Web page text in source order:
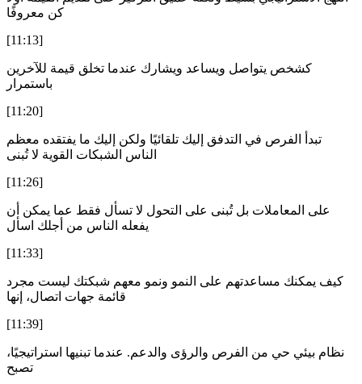
كن معروفًا
[11:13]
كشخص يتواصل ويساعد ويشارك عندما تخلق قيمة للآخرين
باستمرار
[11:20]
تبدأ الفرص في التدفق إليك تلقائيًا ولكن إليك ما يفتقده معظم
الناس الشبكات القوية لا تُبنى
[11:26]
على المعاملات بل تُبنى على التحول لا تسأل فقط عما يمكن أن
يفعله الناس من أجلك اسأل
[11:33]
كيف يمكنك مساعدتهم على النمو ونمو معهم شبكتك ليست مجرد
قائمة جهات اتصال، إنها
[11:39]
نظام بيئي حي من الفرص والرؤى والدعم. عندما تبنيها استراتيجيًا،
تصبح